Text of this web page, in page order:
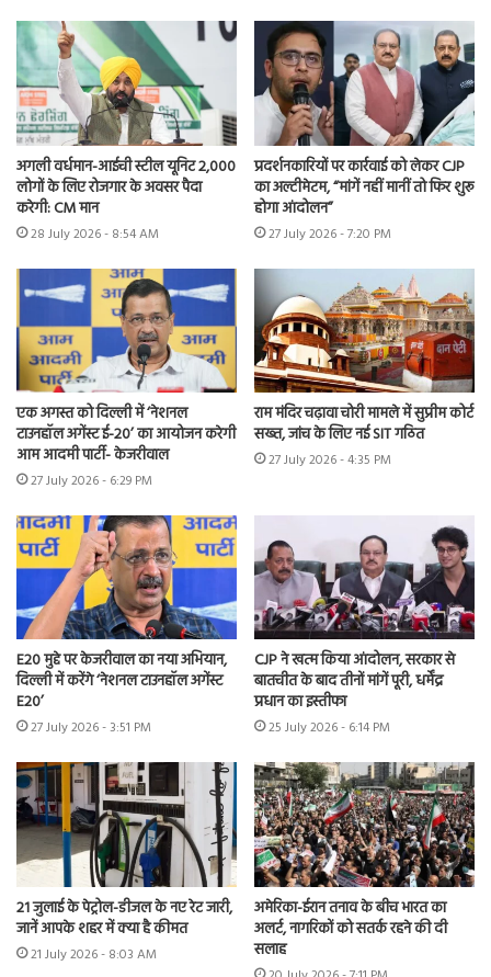
अगली वर्धमान-आईची स्टील यूनिट 2,000
लोगों के लिए रोजगार के अवसर पैदा
करेगी: CM मान
28 July 2026 - 8:54 AM
प्रदर्शनकारियों पर कार्रवाई को लेकर CJP
का अल्टीमेटम, “मांगें नहीं मानीं तो फिर शुरू
होगा आंदोलन”
27 July 2026 - 7:20 PM
एक अगस्त को दिल्ली में ‘नेशनल
टाउनहॉल अगेंस्ट ई-20’ का आयोजन करेगी
आम आदमी पार्टी- केजरीवाल
27 July 2026 - 6:29 PM
राम मंदिर चढ़ावा चोरी मामले में सुप्रीम कोर्ट
सख्त, जांच के लिए नई SIT गठित
27 July 2026 - 4:35 PM
E20 मुद्दे पर केजरीवाल का नया अभियान,
दिल्ली में करेंगे ‘नेशनल टाउनहॉल अगेंस्ट
E20’
27 July 2026 - 3:51 PM
CJP ने खत्म किया आंदोलन, सरकार से
बातचीत के बाद तीनों मांगें पूरी, धर्मेंद्र
प्रधान का इस्तीफा
25 July 2026 - 6:14 PM
21 जुलाई के पेट्रोल-डीजल के नए रेट जारी,
जानें आपके शहर में क्या है कीमत
21 July 2026 - 8:03 AM
अमेरिका-ईरान तनाव के बीच भारत का
अलर्ट, नागरिकों को सतर्क रहने की दी
सलाह